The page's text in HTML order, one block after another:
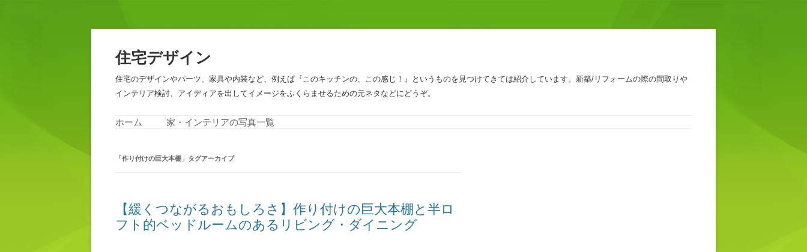
住宅デザイン
住宅のデザインやパーツ、家具や内装など、例えば『このキッチンの、この感じ！』というものを見つけてきては紹介しています。新築/リフォームの際の間取りや
インテリア検討、アイディアを出してイメージをふくらませるための元ネタなどにどうぞ。
ホーム 家・インテリアの写真一覧
「作り付けの巨大本棚 」タグアーカイブ
【緩くつながるおもしろさ】作り付けの巨大本棚と半ロ
フト的ベッドルームのあるリビング・ダイニング